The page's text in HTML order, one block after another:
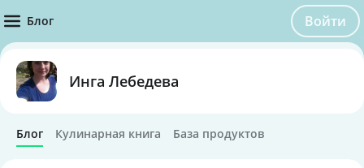
Блог Войти
Инга Лебедева
Блог Кулинарная книга База продуктов